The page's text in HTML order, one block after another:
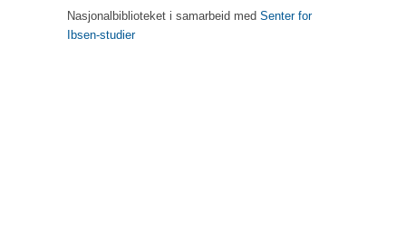
Nasjonalbiblioteket i samarbeid med Senter for
Ibsen-studier